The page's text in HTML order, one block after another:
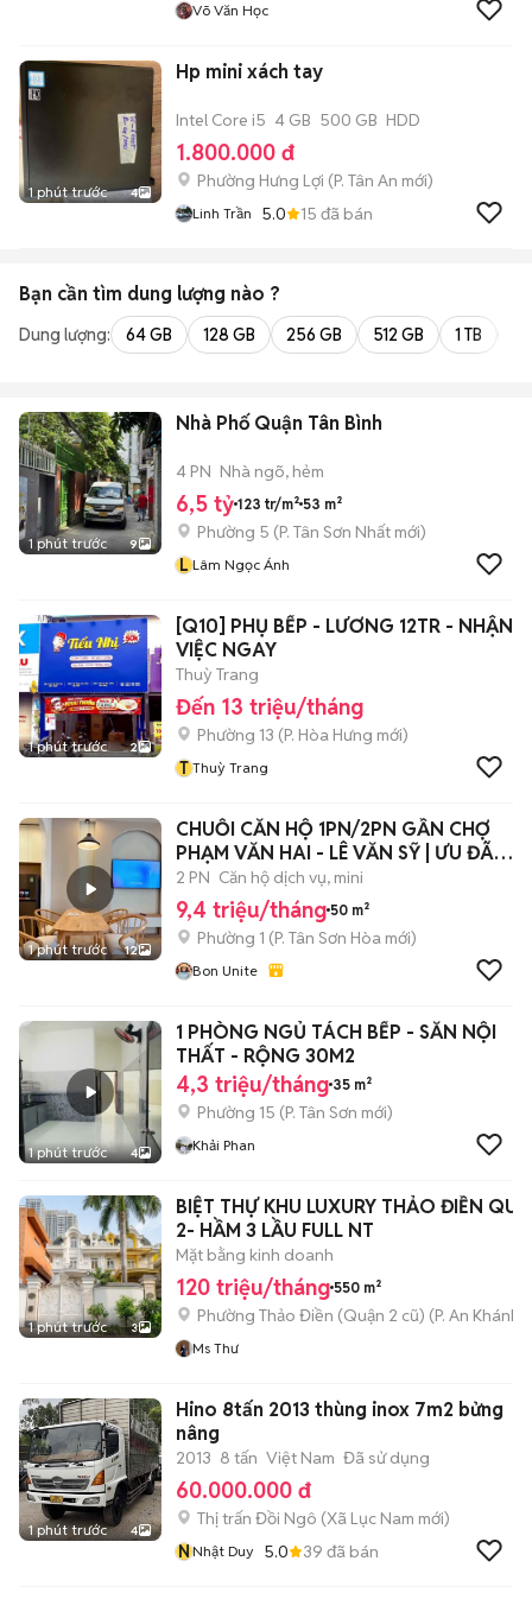
Võ Văn Học
1 phút trước 4
Hp mini xách tay
Intel Core i5 4 GB 500 GB HDD
1.800.000 đ
Phường Hưng Lợi (P. Tân An mới)
Linh Trần 5.0 15 đã bán
Bạn cần tìm dung lượng nào ?
Dung lượng: 64 GB 128 GB 256 GB 512 GB 1 TB
1 phút trước 9
Nhà Phố Quận Tân Bình
4 PN Nhà ngõ, hẻm
6,5 tỷ 123 tr/m² 53 m²
Phường 5 (P. Tân Sơn Nhất mới)
L Lâm Ngọc Ánh
1 phút trước 2
[Q10] PHỤ BẾP - LƯƠNG 12TR - NHẬN
VIỆC NGAY
Thuỳ Trang
Đến 13 triệu/tháng
Phường 13 (P. Hòa Hưng mới)
T Thuỳ Trang
1 phút trước 12
CHUỖI CĂN HỘ 1PN/2PN GẦN CHỢ
PHẠM VĂN HAI - LÊ VĂN SỸ | ƯU ĐÃI
MẠNH T8
2 PN Căn hộ dịch vụ, mini
9,4 triệu/tháng 50 m²
Phường 1 (P. Tân Sơn Hòa mới)
Bon Unite
1 phút trước 4
1 PHÒNG NGỦ TÁCH BẾP - SẴN NỘI
THẤT - RỘNG 30M2
4,3 triệu/tháng 35 m²
Phường 15 (P. Tân Sơn mới)
Khải Phan
1 phút trước 3
BIỆT THỰ KHU LUXURY THẢO ĐIỀN
2- HẦM 3 LẦU FULL NT
Mặt bằng kinh doanh
120 triệu/tháng 550 m²
Phường Thảo Điền (Quận 2 cũ) (P. An Khánh
Ms Thư
1 phút trước 4
Hino 8tấn 2013 thùng inox 7m2 bửng
nâng
2013 8 tấn Việt Nam Đã sử dụng
60.000.000 đ
Thị trấn Đồi Ngô (Xã Lục Nam mới)
NNhật Duy 5.0 39 đã bán